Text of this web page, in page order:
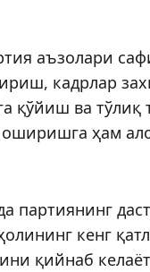
аъзолари
кадрлар
қўйиш ва
ҳам
партиянинг
кенг
қийнаб